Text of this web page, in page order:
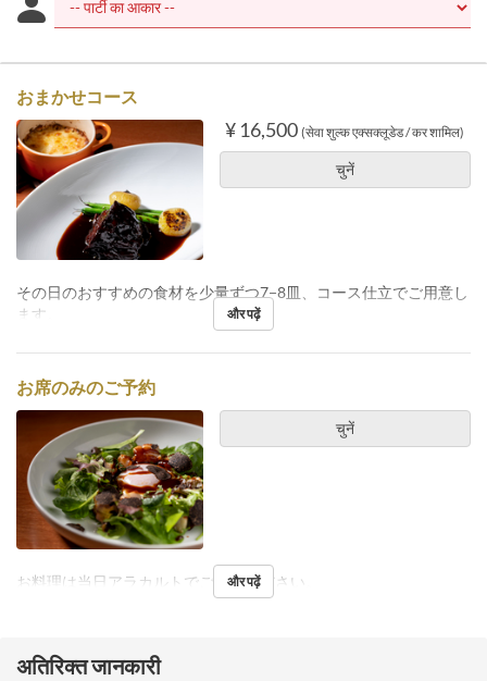
おまかせコース
¥ 16,500 (सेवा शुल्क एक्सक्लूडेड / कर शामिल)
चुनें
その日のおすすめの食材を少量ずつ7−8皿、コース仕立でご用意し
ます。
और पढ़ें
お席のみのご予約
चुनें
お料理は当日アラカルトでご注文ください。
और पढ़ें
अतिरिक्त जानकारी